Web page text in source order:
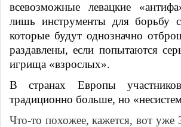
всевозможные левацкие
лишь инструменты для борьбу с
которые будут однозначно
раздавлены, если попытаются
игрища «взрослых».
В странах Европы
традиционно больше, но
Что-то похожее, кажется, вот уже